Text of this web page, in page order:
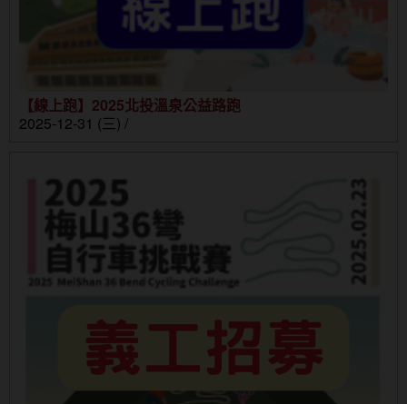
【線上跑】2025北投溫泉公益路跑
2025-12-31 (三) /